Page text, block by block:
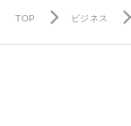
TOP ビジネス